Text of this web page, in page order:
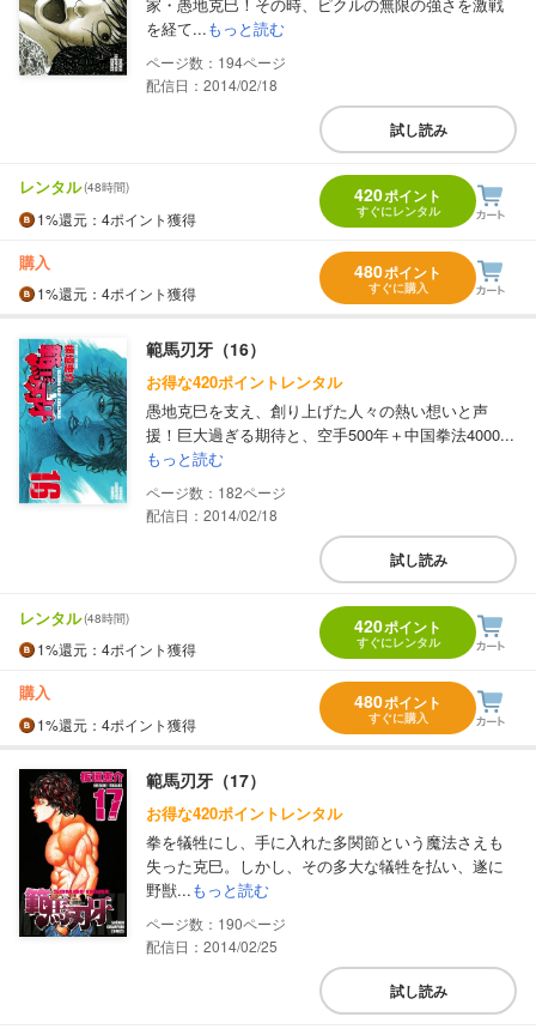
を経て...もっと読む
194
配信日：2014/02/18
試し読み
レンタル(48時間)
1%還元 ：4ポイント獲得
420ポイント
すぐにレンタル
購入
1%還元 ：4ポイント獲得
480ポイント
すぐに購入
範馬刃牙（16）
お得な420ポイントレンタル
愚地克巳を支え、創り上げた人々の熱い想いと声
援！巨大過ぎる期待と、空手500年＋中国拳法4000...
もっと読む
182
配信日：2014/02/18
試し読み
レンタル(48時間)
1%還元 ：4ポイント獲得
420ポイント
すぐにレンタル
購入
1%還元 ：4ポイント獲得
480ポイント
すぐに購入
範馬刃牙（17）
お得な420ポイントレンタル
拳を犠牲にし、手に入れた多関節という魔法さえも
失った克巳。しかし、その多大な犠牲を払い、遂に
野獣...もっと読む
190
配信日：2014/02/25
試し読み